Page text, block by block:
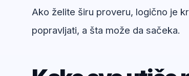
Ako želite širu proveru, logično je
popravljati, a šta može da sačeka.